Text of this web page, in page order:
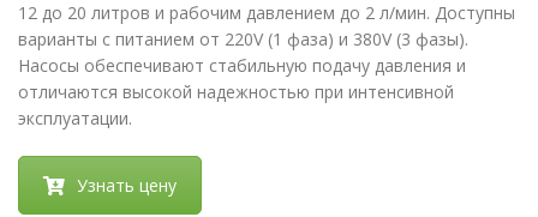
12 до 20 литров и рабочим давлением до 2 л/мин. Доступны
варианты с питанием от 220V (1 фаза) и 380V (3 фазы).
Насосы обеспечивают стабильную подачу давления и
отличаются высокой надежностью при интенсивной
эксплуатации.
Узнать цену